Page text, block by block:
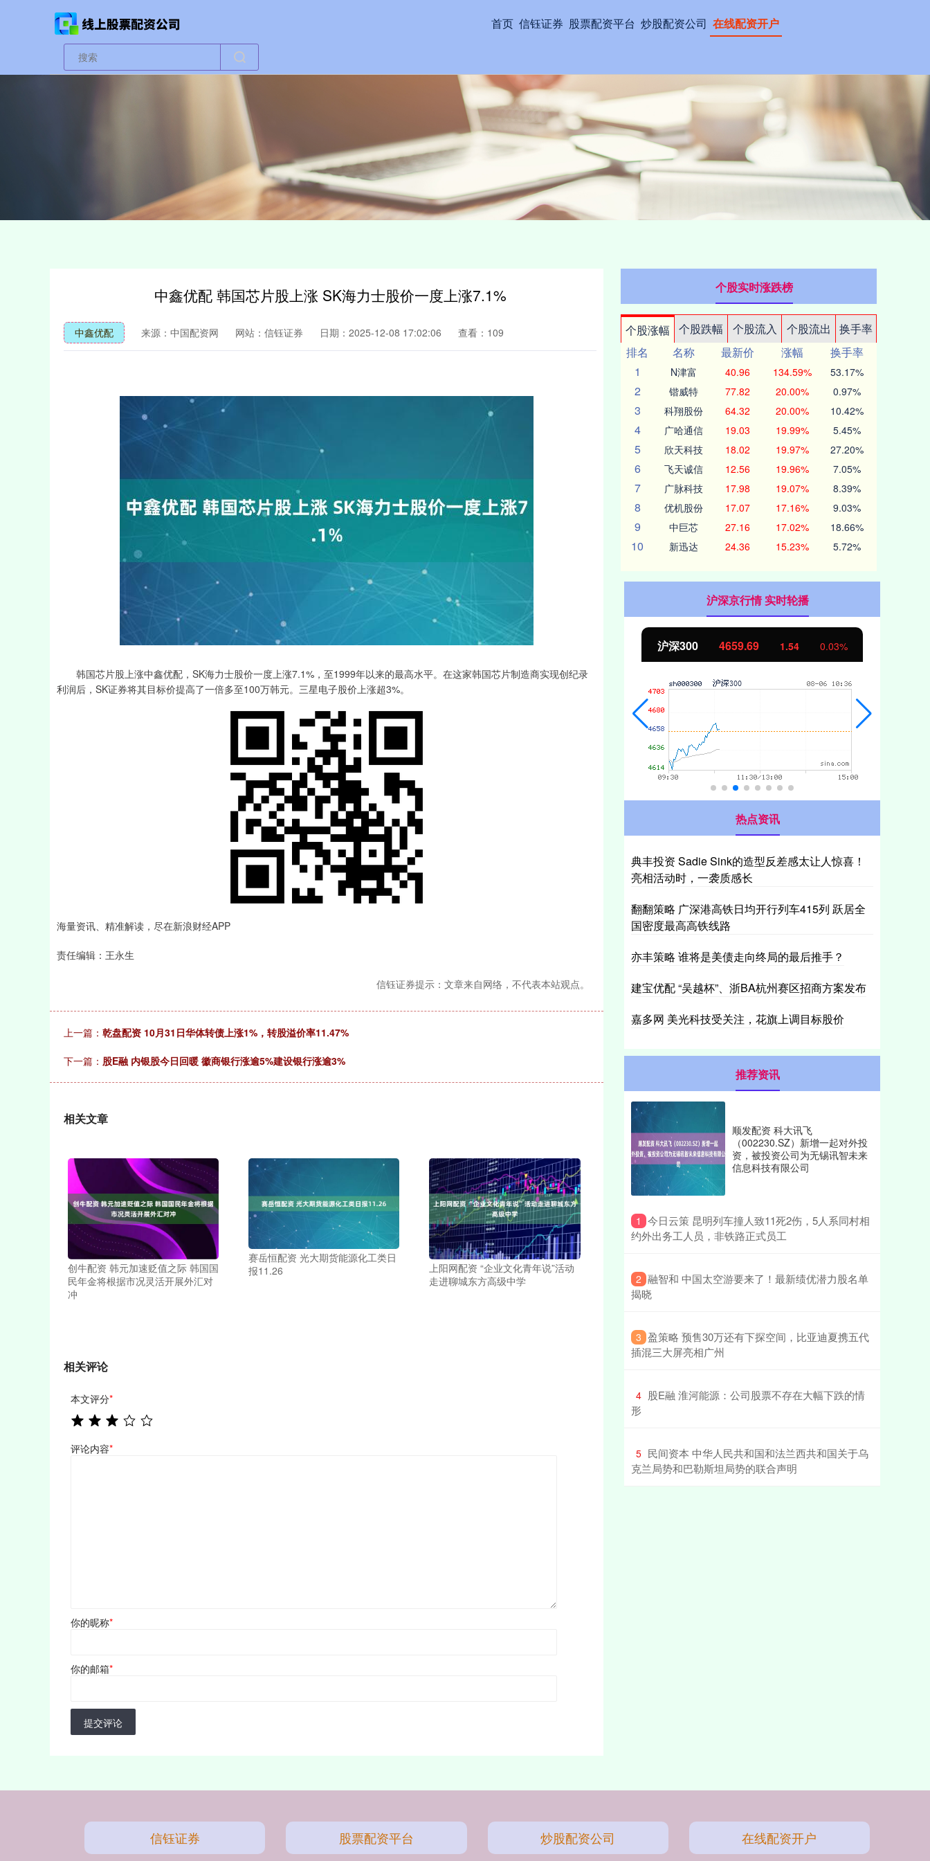
首页 信钰证券 股票配资平台 炒股配资公司 在线配资开户
中鑫优配 韩国芯片股上涨 SK海力士股价一度上涨7.1%
中鑫优配 来源：中国配资网 网站：信钰证券 日期：2025-12-08 17:02:06 查看：109
韩国芯片股上涨中鑫优配，SK海力士股价一度上涨7.1%，至1999年以来的最高水平。在这家韩国芯片制造商实现创纪录
利润后，SK证券将其目标价提高了一倍多至100万韩元。三星电子股价上涨超3%。
海量资讯、精准解读，尽在新浪财经APP
责任编辑：王永生
信钰证券提示：文章来自网络，不代表本站观点。
上一篇： 乾盘配资 10月31日华体转债上涨1%，转股溢价率11.47%
下一篇： 股E融 内银股今日回暖 徽商银行涨逾5%建设银行涨逾3%
相关文章
创牛配资 韩元加速贬值之际 韩国国
民年金将根据市况灵活开展外汇对
冲
赛岳恒配资 光大期货能源化工类日
报11.26
上阳网配资 “企业文化青年说”活动
走进聊城东方高级中学
相关评论
本文评分*
评论内容*
你的昵称*
你的邮箱*
提交评论
个股实时涨跌榜
个股涨幅 个股跌幅 个股流入 个股流出
换手率
排名
名称 最新价 涨幅
换手率
1
N津富 40.96 134.59% 53.17%
2 锴威特 77.82 20.00% 0.97%
3 科翔股份 64.32 20.00% 10.42%
4 广哈通信 19.03 19.99% 5.45%
5 欣天科技 18.02 19.97% 27.20%
6 飞天诚信 12.56 19.96% 7.05%
7 广脉科技 17.98 19.07% 8.39%
8 优机股份 17.07 17.16% 9.03%
9 中巨芯 27.16 17.02% 18.66%
10 新迅达 24.36 15.23% 5.72%
沪深京行情 实时轮播
深证成指 14179.67 35.46 0.25% 沪深300 4659.69 1.54 北证50 1121.69 2.23 0.20%
热点资讯
典丰投资 Sadie Sink的造型反差感太让人惊喜！
亮相活动时，一袭质感长
翻翻策略 广深港高铁日均开行列车415列 跃居全
国密度最高高铁线路
亦丰策略 谁将是美债走向终局的最后推手？
建宝优配 “吴越杯”、浙BA杭州赛区招商方案发布
嘉多网 美光科技受关注，花旗上调目标股价
推荐资讯
顺发配资 科大讯飞
（002230.SZ）新增一起对外投
资，被投资公司为无锡讯智未来
信息科技有限公司
1 ​今日云策 昆明列车撞人致11死2伤，5人系同村相
约外出务工人员，非铁路正式员工
2 ​融智和 中国太空游要来了！最新绩优潜力股名单
揭晓
3 ​盈策略 预售30万还有下探空间，比亚迪夏携五代
插混三大屏亮相广州
4 ​股E融 淮河能源：公司股票不存在大幅下跌的情
形
5 ​民间资本 中华人民共和国和法兰西共和国关于乌
克兰局势和巴勒斯坦局势的联合声明
信钰证券 股票配资平台 炒股配资公司 在线配资开户